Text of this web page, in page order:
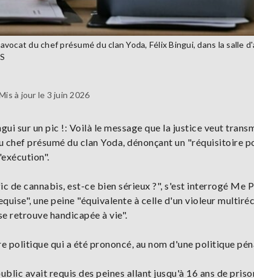
du chef présumé du clan Yoda, Félix Bingui, dans la salle
à jour le 3 juin 2026
sur un pic !: Voilà le message que la justice veut
chef présumé du clan Yoda, dénonçant un "réquisitoire
de cannabis, est-ce bien sérieux ?", s'est interrogé Me
une peine "équivalente à celle d'un violeur
retrouve handicapée à vie".
politique qui a été prononcé, au nom d'une politique
avait requis des peines allant jusqu'à 16 ans de